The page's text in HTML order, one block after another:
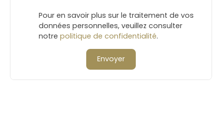
Pour en savoir plus sur le traitement de vos
données personnelles, veuillez consulter
notre politique de confidentialité.
Envoyer